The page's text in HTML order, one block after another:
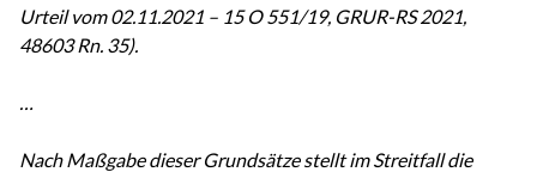
Urteil vom 02.11.2021 – 15 O 551/19, GRUR-RS 2021,
48603 Rn. 35).
…
Nach Maßgabe dieser Grundsätze stellt im Streitfall die